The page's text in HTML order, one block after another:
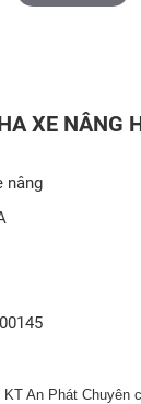
XE NÂNG
nâng
An Phát Chuyên